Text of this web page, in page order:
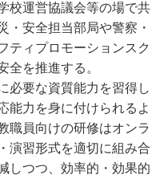
校運営協議会等の場で共
・安全担当部局や警察・
ティプロモーションスク
全を推進する。
必要な資質能力を習得し
能力を身に付けられるよ
職員向けの研修はオンラ
演習形式を適切に組み合
しつつ、効率的・効果的